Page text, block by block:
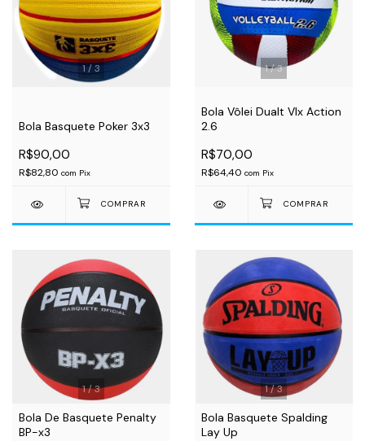
1/3
Bola Basquete Poker 3x3
R$90,00
R$82,80 com Pix
1/3
Bola Vôlei Dualt Vlx Action
2.6
R$70,00
R$64,40 com Pix
1/3
Bola De Basquete Penalty
BP-x3
1/3
Bola Basquete Spalding
Lay Up